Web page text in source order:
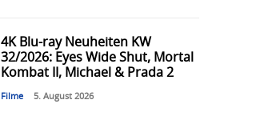
4K Blu-ray Neuheiten KW
32/2026: Eyes Wide Shut, Mortal
Kombat II, Michael & Prada 2
Filme 5. August 2026